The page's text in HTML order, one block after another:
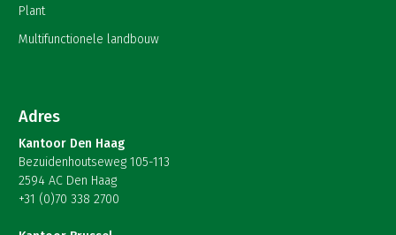
Plant
Multifunctionele landbouw
Adres
Kantoor Den Haag
Bezuidenhoutseweg 105-113
2594 AC Den Haag
+31 (0)70 338 2700